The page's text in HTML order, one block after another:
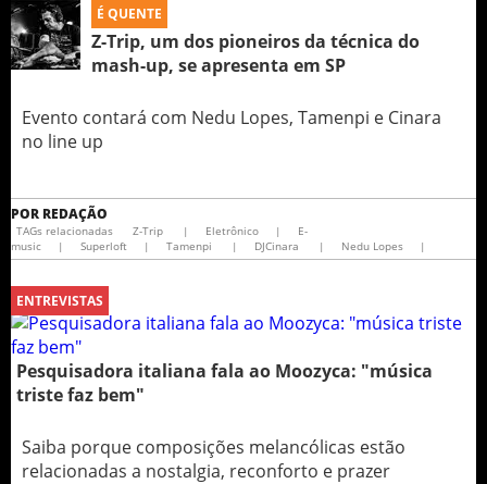
É QUENTE
Z-Trip, um dos pioneiros da técnica do
mash-up, se apresenta em SP
Evento contará com Nedu Lopes, Tamenpi e Cinara
no line up
POR REDAÇÃO
TAGs relacionadas Z-Trip | Eletrônico |
E-
music
| Superloft | Tamenpi | DJCinara | Nedu Lopes |
ENTREVISTAS
Pesquisadora italiana fala ao Moozyca: "música
triste faz bem"
Saiba porque composições melancólicas estão
relacionadas a nostalgia, reconforto e prazer